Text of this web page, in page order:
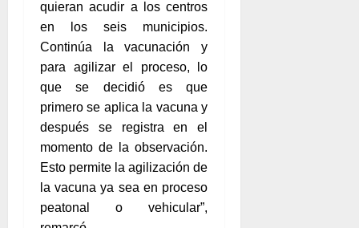
quieran acudir a los centros
en los seis municipios.
Continúa la vacunación y
para agilizar el proceso, lo
que se decidió es que
primero se aplica la vacuna y
después se registra en el
momento de la observación.
Esto permite la agilización de
la vacuna ya sea en proceso
peatonal o vehicular”,